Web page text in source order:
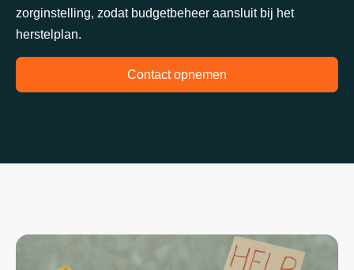
zorginstelling, zodat budgetbeheer aansluit bij het
herstelplan.
Contact opnemen